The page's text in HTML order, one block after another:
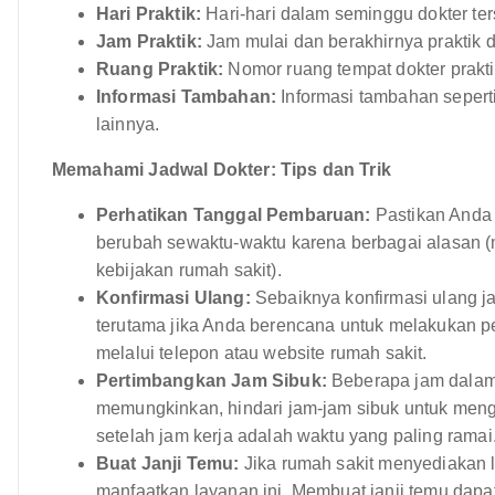
Hari Praktik: Hari-hari dalam seminggu dokter
Jam Praktik: Jam mulai dan berakhirnya praktik
Ruang Praktik: Nomor ruang tempat dokter
Informasi Tambahan: Informasi tambahan
lainnya.
Memahami Jadwal Dokter: Tips dan Trik
Perhatikan Tanggal Pembaruan: Pastikan
berubah sewaktu-waktu karena berbagai alasan
kebijakan rumah sakit).
Konfirmasi Ulang: Sebaiknya konfirmasi ulang
terutama jika Anda berencana untuk melakukan
melalui telepon atau website rumah sakit.
Pertimbangkan Jam Sibuk: Beberapa jam
memungkinkan, hindari jam-jam sibuk untuk
setelah jam kerja adalah waktu yang paling
Buat Janji Temu: Jika rumah sakit
manfaatkan layanan ini. Membuat janji temu